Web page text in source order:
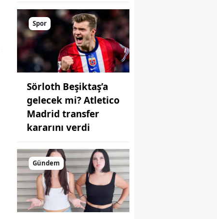
Spor
Sörloth Beşiktaş’a
gelecek mi? Atletico
Madrid transfer
kararını verdi
Gündem